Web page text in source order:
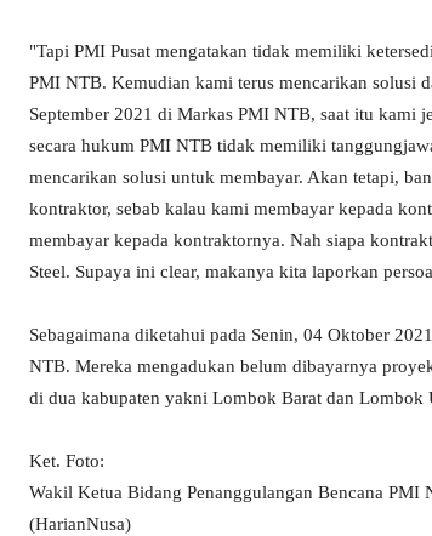
"Tapi PMI Pusat mengatakan tidak memiliki
PMI NTB. Kemudian kami terus mencarikan solusi
September 2021 di Markas PMI NTB, saat itu kami
secara hukum PMI NTB tidak memiliki
mencarikan solusi untuk membayar. Akan tetapi,
kontraktor, sebab kalau kami membayar kepada
membayar kepada kontraktornya. Nah siapa
Steel. Supaya ini clear, makanya kita laporkan
Sebagaimana diketahui pada Senin, 04 Oktober
NTB. Mereka mengadukan belum dibayarnya
di dua kabupaten yakni Lombok Barat dan Lombok
Ket. Foto:
Wakil Ketua Bidang Penanggulangan Bencana PMI
(HarianNusa)